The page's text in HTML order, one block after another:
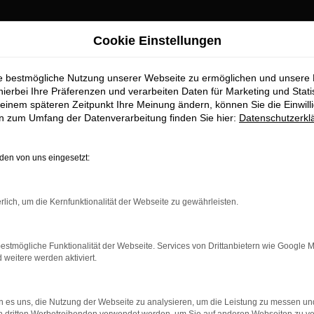
für
erhalten Sie im
für exzellente Audi Q2 Jahreswagen Fahrzeuge für
zu präsentieren, die höchste Standards in Sachen
geht. Erfahren Sie mehr über unsere beeindruckende Audi
Cookie Einstellungen
bestmögliche Nutzung unserer Webseite zu ermöglichen und unsere
Ihre Präferenzen und verarbeiten Daten für Marketing und
späteren Zeitpunkt Ihre Meinung ändern, können Sie die
zum Umfang der Datenverarbeitung finden Sie hier:
von uns eingesetzt:
um die Kernfunktionalität der Webseite zu gewährleisten.
Funktionalität der Webseite. Services von Drittanbietern wie Google
weitere werden aktiviert.
es uns, die Nutzung der Webseite zu analysieren, um die Leistung zu messen